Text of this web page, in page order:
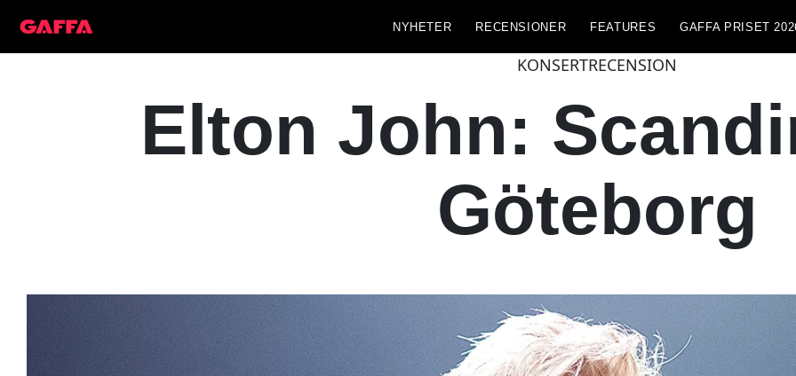
NYHETER RECENSIONER FEATURES GAFFA PRISET
KONSERTRECENSION
Elton John:
Göteborg